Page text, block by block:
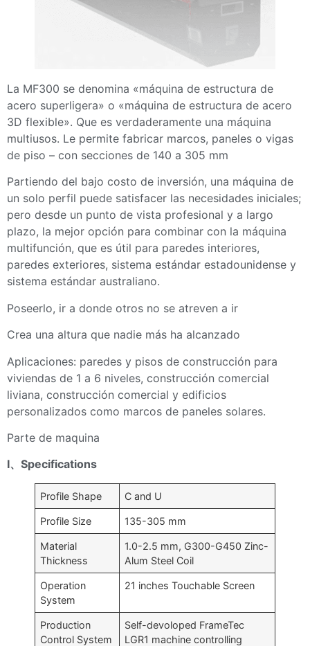
La MF300 se denomina «máquina de estructura de
acero superligera» o «máquina de estructura de acero
3D flexible». Que es verdaderamente una máquina
multiusos. Le permite fabricar marcos, paneles o vigas
de piso – con secciones de 140 a 305 mm
Partiendo del bajo costo de inversión, una máquina de
un solo perfil puede satisfacer las necesidades iniciales;
pero desde un punto de vista profesional y a largo
plazo, la mejor opción para combinar con la máquina
multifunción, que es útil para paredes interiores,
paredes exteriores, sistema estándar estadounidense y
sistema estándar australiano.
Poseerlo, ir a donde otros no se atreven a ir
Crea una altura que nadie más ha alcanzado
Aplicaciones: paredes y pisos de construcción para
viviendas de 1 a 6 niveles, construcción comercial
liviana, construcción comercial y edificios
personalizados como marcos de paneles solares.
Parte de maquina
Ⅰ、 Specifications
Profile Shape C and U
Profile Size 135-305 mm
Material
Thickness
1.0-2.5 mm, G300-G450 Zinc-
Alum Steel Coil
Operation
System
21 inches Touchable Screen
Production
Control System
Self-devoloped FrameTec
LGR1 machine controlling